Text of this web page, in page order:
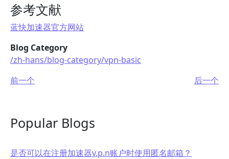
参考文献
蓝快加速器官方网站
Blog Category
/zh-hans/blog-category/vpn-basic
前一个
后一个
Popular Blogs
是否可以在注册加速器v.p.n账户时使用匿名邮箱？